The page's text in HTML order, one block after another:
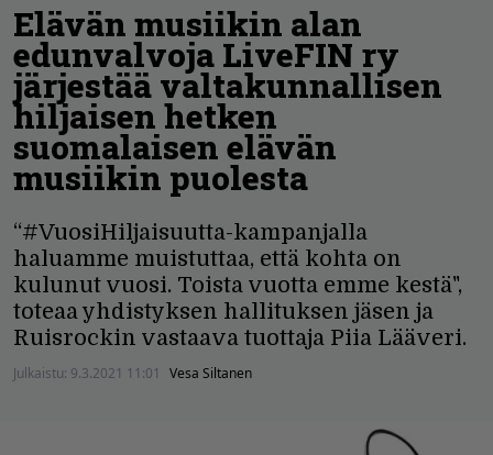
Elävän musiikin alan
edunvalvoja LiveFIN ry
järjestää valtakunnallisen
hiljaisen hetken
suomalaisen elävän
musiikin puolesta
“#VuosiHiljaisuutta-kampanjalla
haluamme muistuttaa, että kohta on
kulunut vuosi. Toista vuotta emme kestä",
toteaa yhdistyksen hallituksen jäsen ja
Ruisrockin vastaava tuottaja Piia Lääveri.
Julkaistu: 9.3.2021 11:01 Vesa Siltanen